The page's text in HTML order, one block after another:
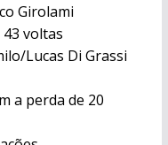
Girolami
voltas
Lucas Di Grassi
a perda de 20